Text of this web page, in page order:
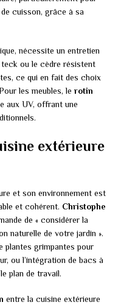
cuisson, grâce à sa
nécessite un entretien
ou le cèdre résistent
ce qui en fait des choix
les meubles, le rotin
aux UV, offrant une
extérieure
et son environnement est
et cohérent. Christophe
de « considérer la
naturelle de votre jardin ».
plantes grimpantes pour
ou l’intégration de bacs à
plan de travail.
entre la cuisine extérieure